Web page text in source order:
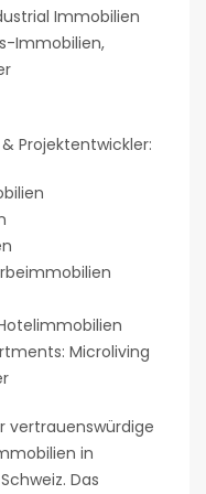
Immobilien
Immobilien,
Projektentwickler:
Microliving
vertrauenswürdige
in
Das